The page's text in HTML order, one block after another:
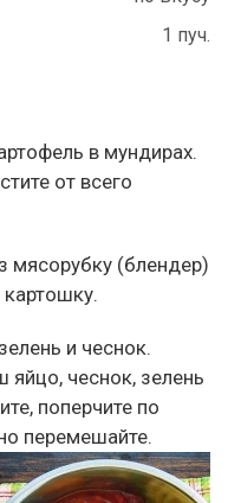
1 пуч.
в мундирах.
от всего
мясорубку (блендер)
картошку.
и чеснок.
чеснок, зелень
поперчите по
перемешайте.